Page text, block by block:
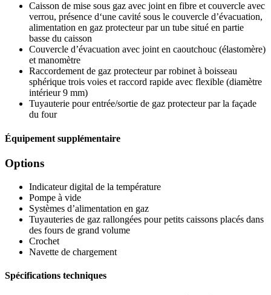
Caisson de mise sous gaz avec joint en fibre et couvercle avec
verrou, présence d‘une cavité sous le couvercle d’évacuation,
alimentation en gaz protecteur par un tube situé en partie
basse du caisson
Couvercle d’évacuation avec joint en caoutchouc (élastomère)
et manomètre
Raccordement de gaz protecteur par robinet à boisseau
sphérique trois voies et raccord rapide avec flexible (diamètre
intérieur 9 mm)
Tuyauterie pour entrée/sortie de gaz protecteur par la façade
du four
Équipement supplémentaire
Options
Indicateur digital de la température
Pompe à vide
Systèmes d’alimentation en gaz
Tuyauteries de gaz rallongées pour petits caissons placés dans
des fours de grand volume
Crochet
Navette de chargement
Spécifications techniques